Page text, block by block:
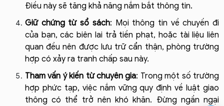
Điều này sẽ tăng khả năng nắm bắt thông tin.
Giữ chứng từ sổ sách: Mọi thông tin về chuyến đi
của bạn, các biên lai trả tiền phạt, hoặc tài liệu liên
quan đều nên được lưu trữ cẩn thận, phòng trường
hợp có xảy ra tranh chấp sau này.
Tham vấn ý kiến từ chuyên gia: Trong một số trường
hợp phức tạp, việc nắm vững quy định về luật giao
thông có thể trở nên khó khăn. Đừng ngần ngại